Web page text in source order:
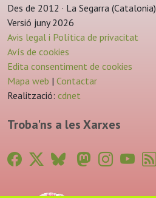
Des de 2012 · La Segarra (Catalonia)
Versió juny 2026
Avis legal i Política de privacitat
Avís de cookies
Edita consentiment de cookies
Mapa web | Contactar
Realització: cdnet
Troba'ns a les Xarxes